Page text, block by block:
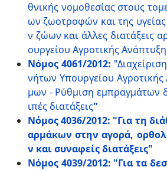
θνικής νομοθεσίας στους
ων ζωοτροφών και της
ν ζώων και άλλες διατάξεις
ουργείου Αγροτικής
Νόμος 4061/2012:
νήτων Υπουργείου
μων - Ρύθμιση εμπραγμάτων
ιπές διατάξεις"
Νόμος 4036/2012: "Για τη
αρμάκων στην αγορά,
ν και συναφείς διατάξεις"
Νόμος 4039/2012: "Για τα